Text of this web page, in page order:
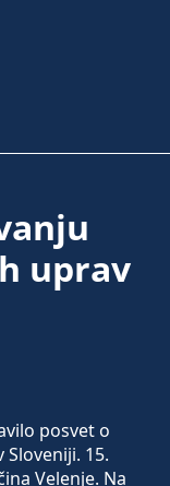
uprav
posvet o
15.
Velenje. Na